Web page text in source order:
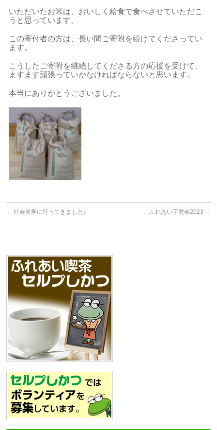
いただいたお米は、おいしく給食で食べさせていただこ
うと思っています。
この寄付者の方は、長い間ご寄附を続けてくださってい
ます。
こうしたご寄附を継続してくださる方の応援を受けて、
ますます頑張っていかなければならないと思います。
本当にありがとうございました。
← 社会見学に行ってきました♪ ふれあい芋煮会2023 →